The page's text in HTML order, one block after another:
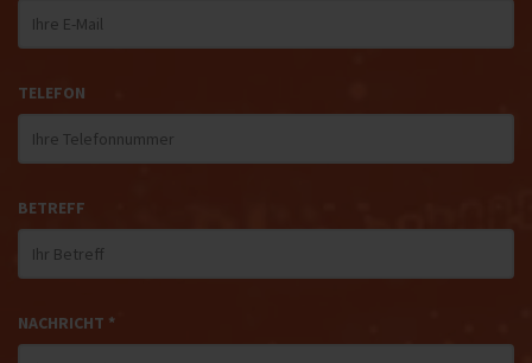
TELEFON
BETREFF
NACHRICHT *